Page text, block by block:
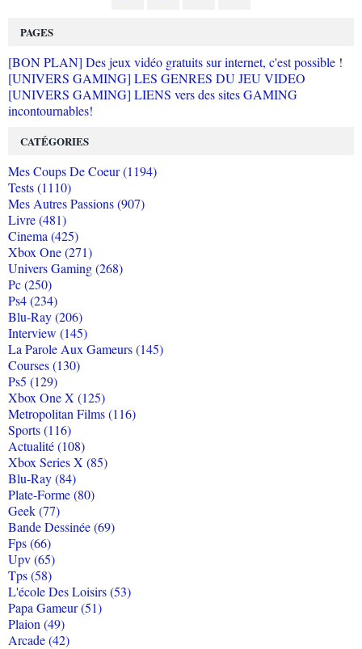
PAGES
[BON PLAN] Des jeux vidéo gratuits sur internet, c'est possible !
[UNIVERS GAMING] LES GENRES DU JEU VIDEO
[UNIVERS GAMING] LIENS vers des sites GAMING
incontournables!
CATÉGORIES
Mes Coups De Coeur (1194)
Tests (1110)
Mes Autres Passions (907)
Livre (481)
Cinema (425)
Xbox One (271)
Univers Gaming (268)
Pc (250)
Ps4 (234)
Blu-Ray (206)
Interview (145)
La Parole Aux Gameurs (145)
Courses (130)
Ps5 (129)
Xbox One X (125)
Metropolitan Films (116)
Sports (116)
Actualité (108)
Xbox Series X (85)
Blu-Ray (84)
Plate-Forme (80)
Geek (77)
Bande Dessinée (69)
Fps (66)
Upv (65)
Tps (58)
L'école Des Loisirs (53)
Papa Gameur (51)
Plaion (49)
Arcade (42)